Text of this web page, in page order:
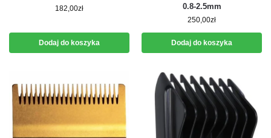
182,00zł
Dodaj do koszyka
0.8-2.5mm
250,00zł
Dodaj do koszyka